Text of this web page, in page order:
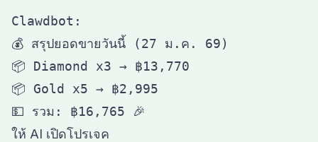
Clawdbot:
💰 สรุปยอดขายวันนี้ (27 ม.ค. 69)
📦 Diamond x3 → ฿13,770
📦 Gold x5 → ฿2,995
ให้ AI เปิดโปรเจค